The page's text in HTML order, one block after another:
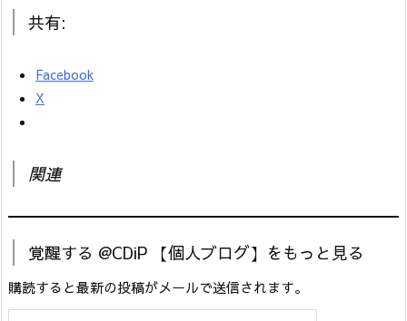
共有:
Facebook
X
関連
覚醒する @CDiP 【個人ブログ】をもっと見る
購読すると最新の投稿がメールで送信されます。
メールアドレスを入力...